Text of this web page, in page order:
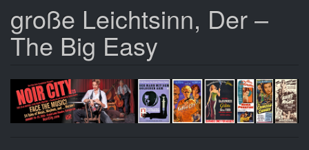
große Leichtsinn, Der –
The Big Easy